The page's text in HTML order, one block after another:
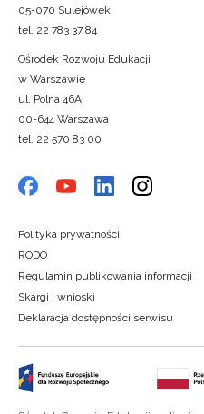
05-070 Sulejówek
tel. 22 783 37 84
Ośrodek Rozwoju Edukacji
w Warszawie
ul. Polna 46A
00-644 Warszawa
tel. 22 570 83 00
Polityka prywatności
RODO
Regulamin publikowania informacji
Skargi i wnioski
Deklaracja dostępności serwisu